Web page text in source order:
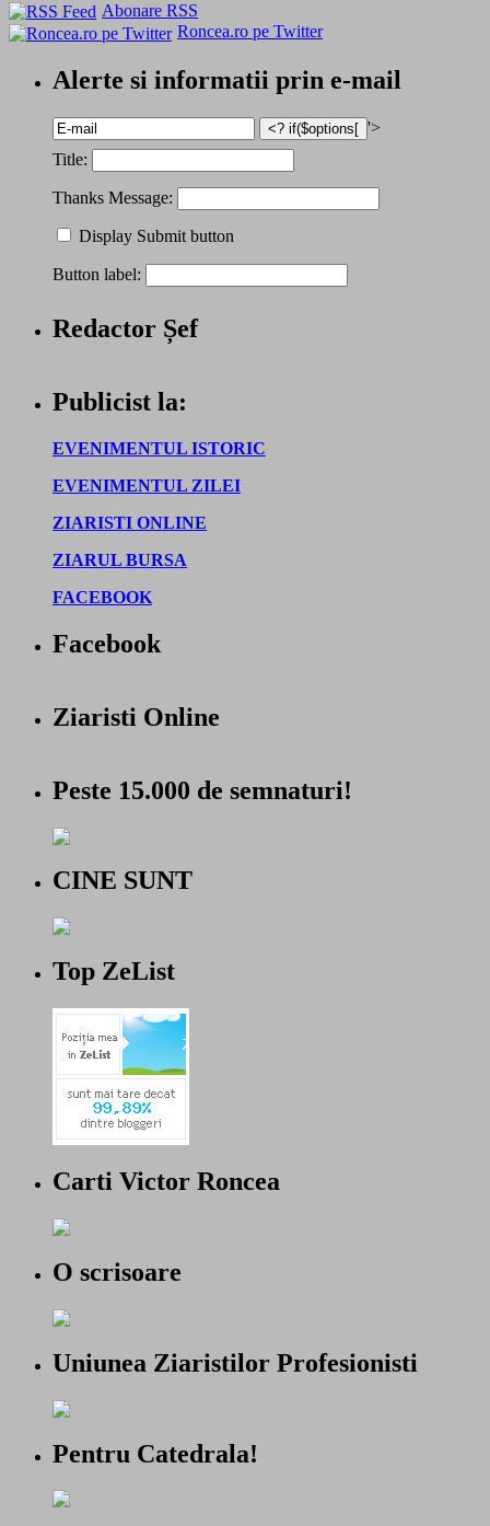
Abonare RSS
Roncea.ro pe Twitter
Alerte si informatii prin e-mail
'>
Title:
Thanks Message:
Display Submit button
Button label:
Redactor Șef
Publicist la:
EVENIMENTUL ISTORIC
EVENIMENTUL ZILEI
ZIARISTI ONLINE
ZIARUL BURSA
FACEBOOK
Facebook
Ziaristi Online
Peste 15.000 de semnaturi!
CINE SUNT
Top ZeList
Carti Victor Roncea
O scrisoare
Uniunea Ziaristilor Profesionisti
Pentru Catedrala!